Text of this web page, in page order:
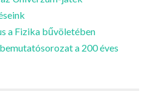
a Fizika bűvöletében
a 200 éves